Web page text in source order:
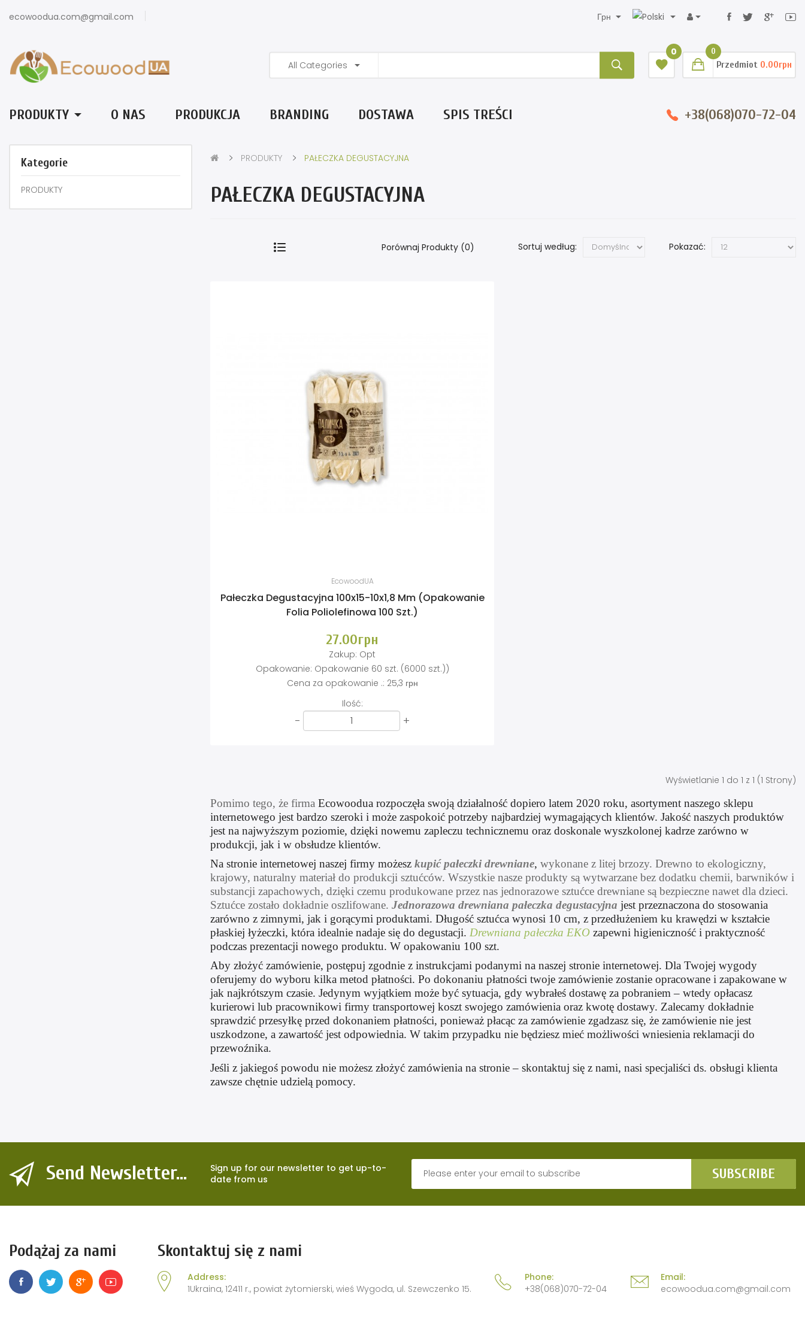
ecowoodua.com@gmail.com Грн
0 0
Przedmiot 0.00грн
All Categories
PRODUKTY O NAS PRODUKCJA BRANDING DOSTAWA SPIS TREŚCI +38(068)070-72-04
Kategorie
PRODUKTY
PRODUKTY PAŁECZKA DEGUSTACYJNA
PAŁECZKA DEGUSTACYJNA
Porównaj Produkty (0) Sortuj według: Pokazać:
EcowoodUA
Pałeczka Degustacyjna 100x15-10x1,8 Mm (Opakowanie
Folia Poliolefinowa 100 Szt.)
27.00грн
Zakup: Opt
Opakowanie: Opakowanie 60 szt. (6000 szt.))
Cena za opakowanie .: 25,3 грн
Ilość:
- +
Wyświetlanie 1 do 1 z 1 (1 Strony)
Pomimo tego, że firma Ecowoodua rozpoczęła swoją działalność dopiero latem 2020 roku, asortyment naszego sklepu
internetowego jest bardzo szeroki i może zaspokoić potrzeby najbardziej wymagających klientów. Jakość naszych produktów
jest na najwyższym poziomie, dzięki nowemu zapleczu technicznemu oraz doskonale wyszkolonej kadrze zarówno w
produkcji, jak i w obsłudze klientów.
Na stronie internetowej naszej firmy możesz kupić pałeczki drewniane, wykonane z litej brzozy. Drewno to ekologiczny,
krajowy, naturalny materiał do produkcji sztućców. Wszystkie nasze produkty są wytwarzane bez dodatku chemii, barwników i
substancji zapachowych, dzięki czemu produkowane przez nas jednorazowe sztućce drewniane są bezpieczne nawet dla dzieci.
Sztućce zostało dokładnie oszlifowane. Jednorazowa drewniana pałeczka degustacyjna jest przeznaczona do stosowania
zarówno z zimnymi, jak i gorącymi produktami. Długość sztućca wynosi 10 cm, z przedłużeniem ku krawędzi w kształcie
płaskiej łyżeczki, która idealnie nadaje się do degustacji. Drewniana pałeczka EKO zapewni higieniczność i praktyczność
podczas prezentacji nowego produktu. W opakowaniu 100 szt.
Aby złożyć zamówienie, postępuj zgodnie z instrukcjami podanymi na naszej stronie internetowej. Dla Twojej wygody
oferujemy do wyboru kilka metod płatności. Po dokonaniu płatności twoje zamówienie zostanie opracowane i zapakowane w
jak najkrótszym czasie. Jedynym wyjątkiem może być sytuacja, gdy wybrałeś dostawę za pobraniem – wtedy opłacasz
kurierowi lub pracownikowi firmy transportowej koszt swojego zamówienia oraz kwotę dostawy. Zalecamy dokładnie
sprawdzić przesyłkę przed dokonaniem płatności, ponieważ płacąc za zamówienie zgadzasz się, że zamówienie nie jest
uszkodzone, a zawartość jest odpowiednia. W takim przypadku nie będziesz mieć możliwości wniesienia reklamacji do
przewoźnika.
Jeśli z jakiegoś powodu nie możesz złożyć zamówienia na stronie – skontaktuj się z nami, nasi specjaliści ds. obsługi klienta
zawsze chętnie udzielą pomocy.
Send Newsletter...
Sign up for our newsletter to get up-to-
date from us
SUBSCRIBE
Podążaj za nami Skontaktuj się z nami
Address:
1Ukraina, 12411 r., powiat żytomierski, wieś Wygoda, ul. Szewczenko 15.
Phone:
+38(068)070-72-04
Email:
ecowoodua.com@gmail.com